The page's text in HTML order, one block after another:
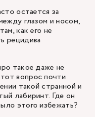
остается за
глазом и носом,
как его не
рецидива
такое даже не
вопрос почти
такой странной и
лабиринт. Где он
этого избежать?